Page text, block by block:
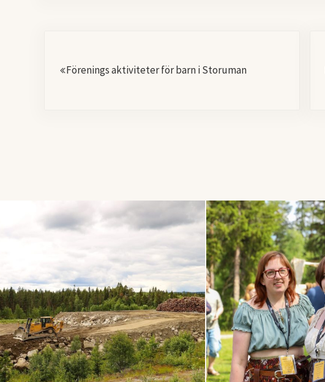
Förenings aktiviteter för barn i Storuman